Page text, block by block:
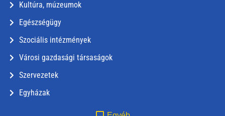
Kultúra, múzeumok
Egészségügy
Szociális intézmények
Városi gazdasági társaságok
Szervezetek
Egyházak